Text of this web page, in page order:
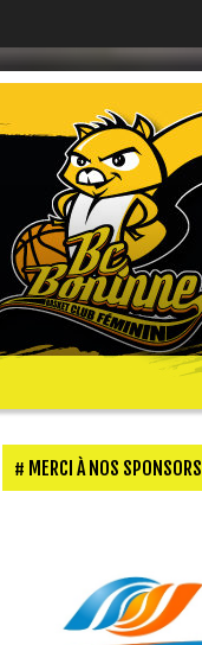
MERCI À NOS SPONSORS